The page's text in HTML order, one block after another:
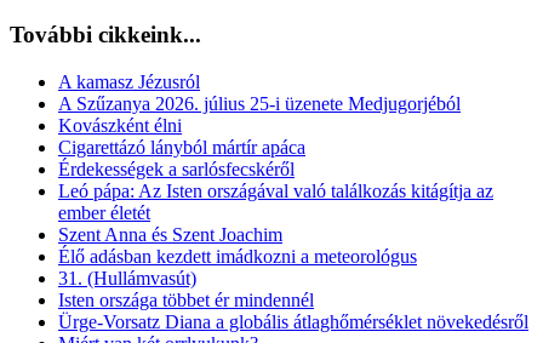
További cikkeink...
A kamasz Jézusról
A Szűzanya 2026. július 25-i üzenete Medjugorjéból
Kovászként élni
Cigarettázó lányból mártír apáca
Érdekességek a sarlósfecskéről
Leó pápa: Az Isten országával való találkozás kitágítja az
ember életét
Szent Anna és Szent Joachim
Élő adásban kezdett imádkozni a meteorológus
31. (Hullámvasút)
Isten országa többet ér mindennél
Ürge-Vorsatz Diana a globális átlaghőmérséklet növekedésről